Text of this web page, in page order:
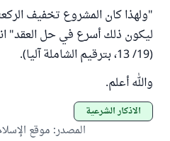
"ولهذا كان المشروع تخفيف
ليكون ذلك أسرع في حل العقد"
(19/ 13، بترقيم الشاملة آليا).
والله أعلم.
الأذكار الشرعية
المصدر: موقع